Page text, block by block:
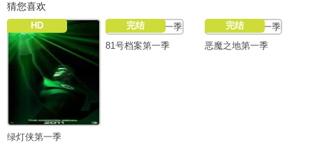
猜您喜欢
HD
绿灯侠第一季
完结
81号档案第一季
完结
恶魔之地第一季